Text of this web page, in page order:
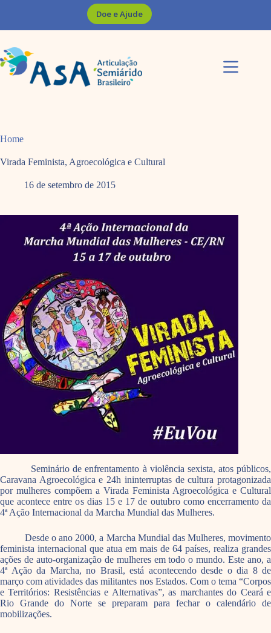
Doe e Ajude
Home
Virada Feminista, Agroecológica e Cultural
16 de setembro de 2015
Seminário de enfrentamento à violência sexista, atos públicos,
Caravana Agroecológica e 24h ininterruptas de cultura protagonizada
por mulheres compõem a Virada Feminista Agroecológica e Cultural
que acontece entre os dias 15 e 17 de outubro como encerramento da
4ª Ação Internacional da Marcha Mundial das Mulheres.
Desde o ano 2000, a Marcha Mundial das Mulheres, movimento
feminista internacional que atua em mais de 64 países, realiza grandes
ações de auto-organização de mulheres em todo o mundo. Este ano, a
4ª Ação da Marcha, no Brasil, está acontecendo desde o dia 8 de
março com atividades das militantes nos Estados. Com o tema “Corpos
e Territórios: Resistências e Alternativas”, as marchantes do Ceará e
Rio Grande do Norte se preparam para fechar o calendário de
mobilizações.